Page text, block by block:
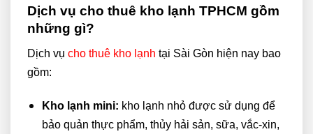
Dịch vụ cho thuê kho lạnh TPHCM gồm
những gì?
Dịch vụ cho thuê kho lạnh tại Sài Gòn hiện nay bao
gồm:
Kho lạnh mini: kho lạnh nhỏ được sử dụng để
bảo quản thực phẩm, thủy hải sản, sữa, vắc-xin,